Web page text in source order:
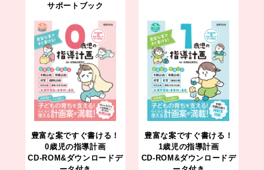
サポートブック
豊富な案ですぐ書ける！
0歳児の指導計画
CD-ROM&ダウンロードデ
豊富な案ですぐ書ける！
1歳児の指導計画
CD-ROM&ダウンロードデ